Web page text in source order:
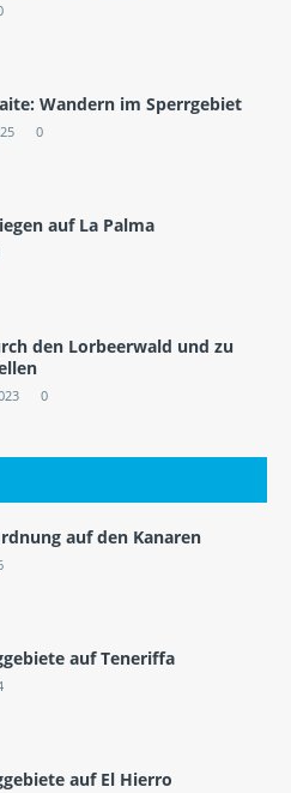
Wandern im Sperrgebiet
0
auf La Palma
den Lorbeerwald und zu
0
auf den Kanaren
auf Teneriffa
auf El Hierro